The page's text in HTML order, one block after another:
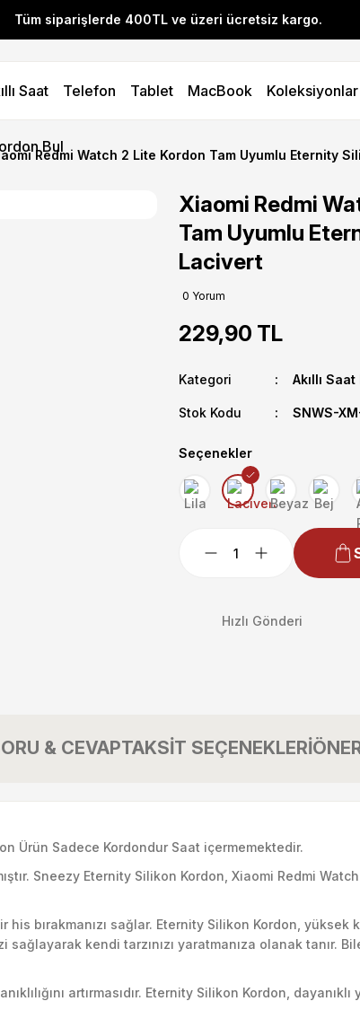
Tüm siparişlerde 400TL ve üzeri ücretsiz kargo.
koduyla 400 TL ve üzeri alışverişlerinizde %10 indirim
Tüm siparişlerde 400TL ve üzeri ücretsiz kargo.
koduyla 400 TL ve üzeri alışverişlerinizde %10 indirim
Saat Telefon Tablet MacBook Koleksiyonlar
Bul
Redmi Watch 2 Lite Kordon Tam Uyumlu Eternity
Xiaomi Redmi
Tam Uyumlu
Lacivert
0 Yorum
229,90 TL
Kategori Akıllı
Stok Kodu SNWS-
Seçenekler
Hızlı Gönderi
& CEVAPTAKSİT SEÇENEKLERİ
Ürün Sadece Kordondur Saat içermemektedir.
Sneezy Eternity Silikon Kordon, Xiaomi Redmi
bırakmanızı sağlar. Eternity Silikon Kordon,
sağlayarak kendi tarzınızı yaratmanıza olanak tanır.
artırmasıdır. Eternity Silikon Kordon,